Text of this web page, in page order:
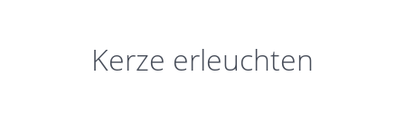
Kerze erleuchten